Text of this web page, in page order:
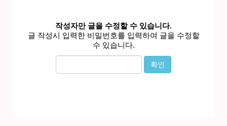
작성자만 글을 수정할 수 있습니다.
글 작성시 입력한 비밀번호를 입력하여 글을 수정할
수 있습니다.